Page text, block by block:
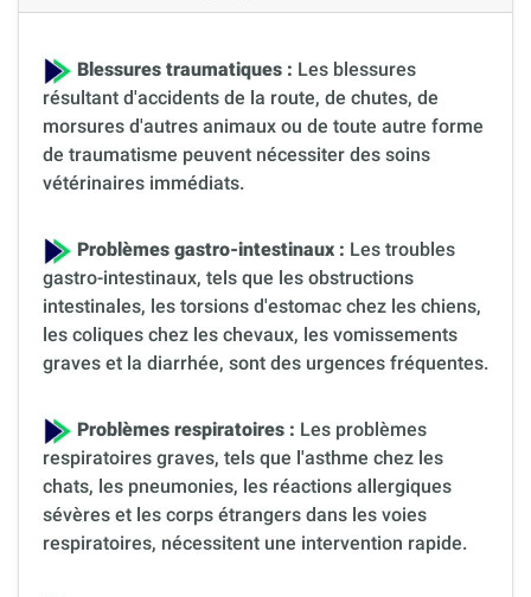
Blessures traumatiques : Les blessures
résultant d'accidents de la route, de chutes, de
morsures d'autres animaux ou de toute autre forme
de traumatisme peuvent nécessiter des soins
vétérinaires immédiats.
Problèmes gastro-intestinaux : Les troubles
gastro-intestinaux, tels que les obstructions
intestinales, les torsions d'estomac chez les chiens,
les coliques chez les chevaux, les vomissements
graves et la diarrhée, sont des urgences fréquentes.
Problèmes respiratoires : Les problèmes
respiratoires graves, tels que l'asthme chez les
chats, les pneumonies, les réactions allergiques
sévères et les corps étrangers dans les voies
respiratoires, nécessitent une intervention rapide.